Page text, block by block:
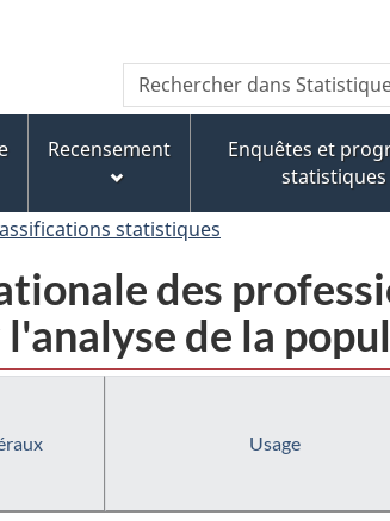
au
contenu
principal
« À
propos
de
ce
version
HTML
simplifiée
Recherche
Rechercher
dans
Canada
Recensement
Enquêtes et
statistiques
statistiques
des
de la
Usage